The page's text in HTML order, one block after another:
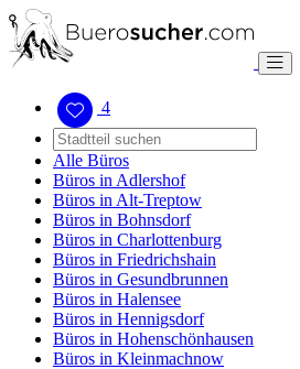
4
Alle Büros
Büros in Adlershof
Büros in Alt-Treptow
Büros in Bohnsdorf
Büros in Charlottenburg
Büros in Friedrichshain
Büros in Gesundbrunnen
Büros in Halensee
Büros in Hennigsdorf
Büros in Hohenschönhausen
Büros in Kleinmachnow